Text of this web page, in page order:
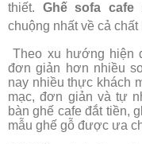
thiết. Ghế sofa cafe
chuộng nhất về cả
Theo xu hướng hiện
đơn giản hơn nhiều
nay nhiều thực khách
mạc, đơn giản và tự
bàn ghế cafe đắt tiền,
mẫu ghế gỗ được ưa